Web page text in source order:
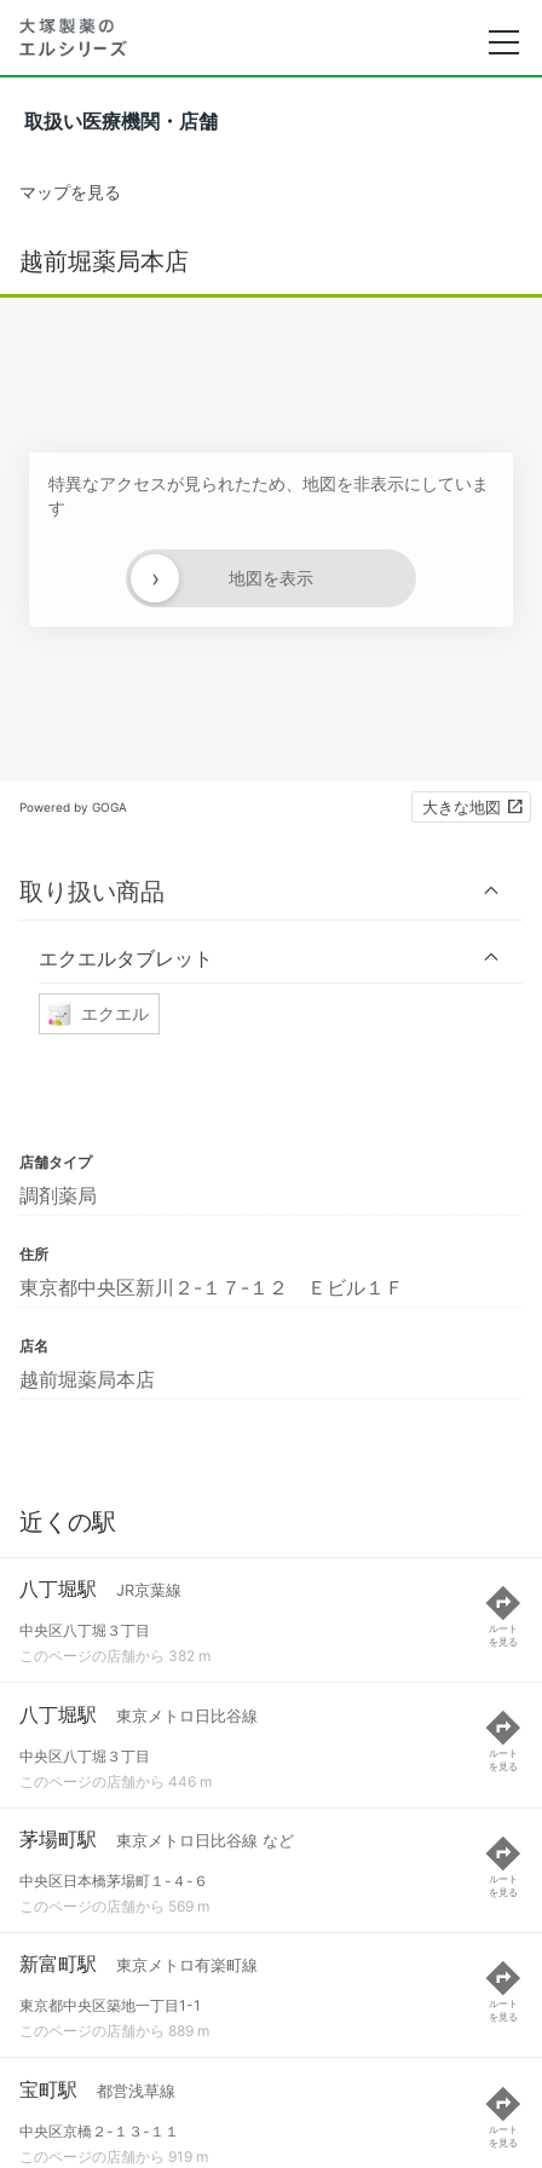
取扱い医療機関・店舗
マップを見る
越前堀薬局本店
特異なアクセスが見られたため、地図を非表示にしていま
す
地図を表示
›
Powered by GOGA 大きな地図
取り扱い商品
エクエルタブレット
エクエル
店舗タイプ
調剤薬局
住所
東京都中央区新川２-１７-１２ Ｅビル１Ｆ
店名
越前堀薬局本店
近くの駅
八丁堀駅 JR京葉線
中央区八丁堀３丁目
このページの店舗から 382 m
ルート
を見る
八丁堀駅 東京メトロ日比谷線
中央区八丁堀３丁目
このページの店舗から 446 m
ルート
を見る
茅場町駅 東京メトロ日比谷線 など
中央区日本橋茅場町１-４-６
このページの店舗から 569 m
ルート
を見る
新富町駅 東京メトロ有楽町線
東京都中央区築地一丁目1-1
このページの店舗から 889 m
ルート
を見る
宝町駅 都営浅草線
中央区京橋２-１３-１１
このページの店舗から 919 m
ルート
を見る